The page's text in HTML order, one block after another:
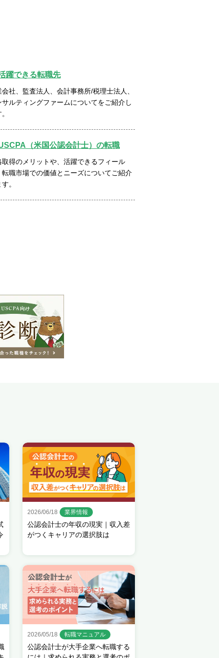
躍できる転職先
会社、監査法人、会計事務所/税理士法人、
サルティングファームについてをご紹介し
（米国公認会計士）の転職
取得のメリットや、活躍できるフィール
転職市場での価値とニーズについてご紹介
。
2026/06/18 業界情報
公認会計士の年収の現実｜収入差
がつくキャリアの選択肢は
2026/05/18 転職マニュアル
公認会計士が大手企業へ転職する